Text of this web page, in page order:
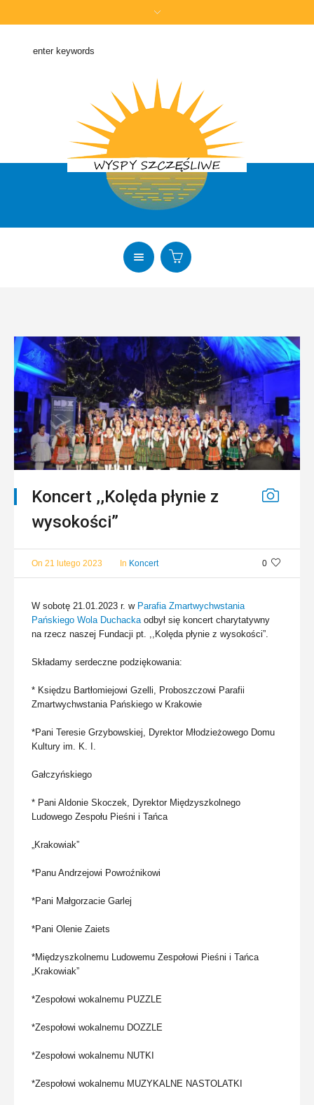
Koncert ,,Kolęda płynie z
wysokości”
0
On 21 lutego 2023 In Koncert
W sobotę 21.01.2023 r. w Parafia Zmartwychwstania
Pańskiego Wola Duchacka odbył się koncert charytatywny
na rzecz naszej Fundacji pt. ,,Kolęda płynie z wysokości”.
Składamy serdeczne podziękowania:
* Księdzu Bartłomiejowi Gzelli, Proboszczowi Parafii
Zmartwychwstania Pańskiego w Krakowie
*Pani Teresie Grzybowskiej, Dyrektor Młodzieżowego Domu
Kultury im. K. I.
Gałczyńskiego
* Pani Aldonie Skoczek, Dyrektor Międzyszkolnego
Ludowego Zespołu Pieśni i Tańca
„Krakowiak”
*Panu Andrzejowi Powroźnikowi
*Pani Małgorzacie Garlej
*Pani Olenie Zaiets
*Międzyszkolnemu Ludowemu Zespołowi Pieśni i Tańca
„Krakowiak”
*Zespołowi wokalnemu PUZZLE
*Zespołowi wokalnemu DOZZLE
*Zespołowi wokalnemu NUTKI
*Zespołowi wokalnemu MUZYKALNE NASTOLATKI